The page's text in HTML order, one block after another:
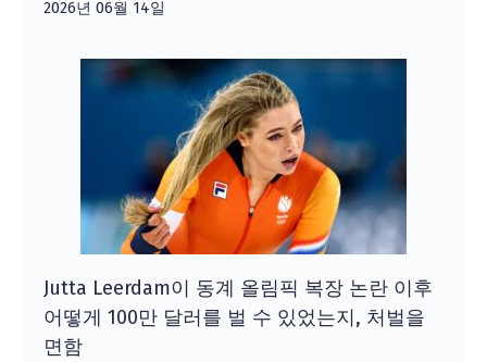
2026년 06월 14일
Jutta Leerdam이 동계 올림픽 복장 논란 이후
어떻게 100만 달러를 벌 수 있었는지, 처벌을
면함